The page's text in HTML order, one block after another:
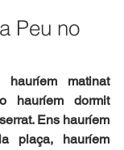
Peu no
matinat
hauríem dormit
Ens hauríem
plaça, hauríem